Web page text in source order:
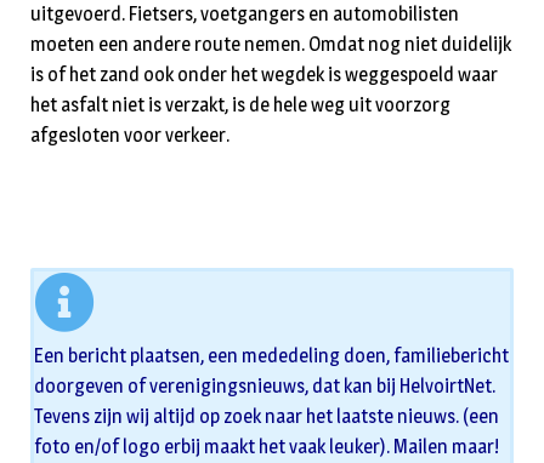
uitgevoerd. Fietsers, voetgangers en automobilisten
moeten een andere route nemen. Omdat nog niet duidelijk
is of het zand ook onder het wegdek is weggespoeld waar
het asfalt niet is verzakt, is de hele weg uit voorzorg
afgesloten voor verkeer.
Een bericht plaatsen, een mededeling doen, familiebericht
doorgeven of verenigingsnieuws, dat kan bij HelvoirtNet.
Tevens zijn wij altijd op zoek naar het laatste nieuws. (een
foto en/of logo erbij maakt het vaak leuker). Mailen maar!